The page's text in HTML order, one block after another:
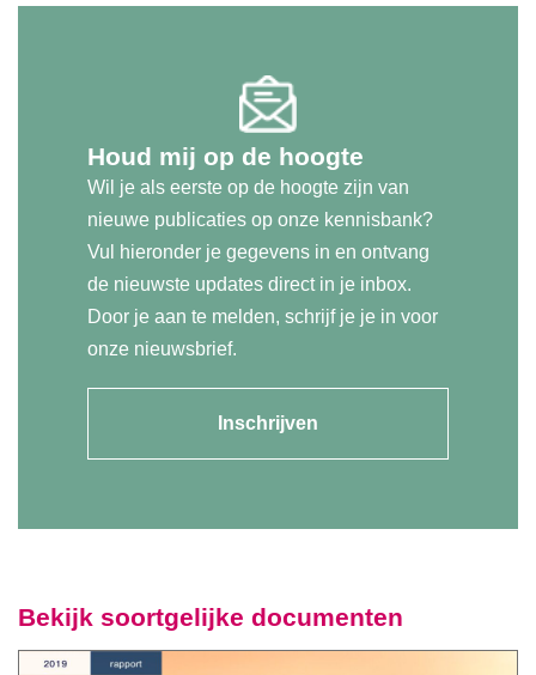
Houd mij op de hoogte
Wil je als eerste op de hoogte zijn van
nieuwe publicaties op onze kennisbank?
Vul hieronder je gegevens in en ontvang
de nieuwste updates direct in je inbox.
Door je aan te melden, schrijf je je in voor
onze nieuwsbrief.
Inschrijven
Bekijk soortgelijke documenten